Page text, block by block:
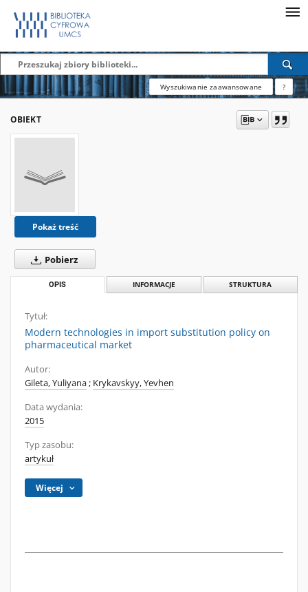
Wyszukiwanie zaawansowane ?
OBIEKT
Pokaż treść
Pobierz
OPIS INFORMACJE STRUKTURA
Tytuł:
Modern technologies in import substitution policy on
pharmaceutical market
Autor:
Gileta, Yuliyana; Krykavskyy, Yevhen
Data wydania:
2015
Typ zasobu:
artykuł
Więcej